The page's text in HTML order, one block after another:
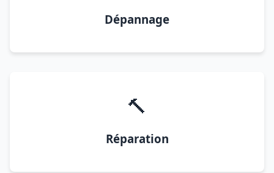
Dépannage
🔨
Réparation